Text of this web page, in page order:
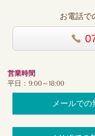
お電話で
営業時間
平日：9:00～18:00
メールでの